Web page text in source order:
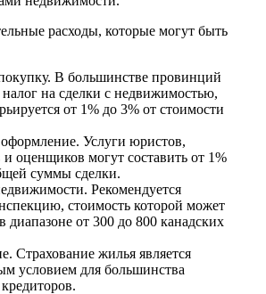
расходы, которые могут быть
В большинстве провинций
налог на сделки с недвижимостью,
от 1% до 3% от стоимости
Услуги юристов,
и оценщиков могут составить от 1%
суммы сделки.
Рекомендуется
стоимость которой может
диапазоне от 300 до 800 канадских
Страхование жилья является
условием для большинства